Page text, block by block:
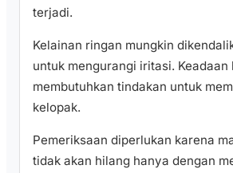
terjadi.
Kelainan ringan mungkin
untuk mengurangi iritasi. Keadaan
membutuhkan tindakan untuk
kelopak.
Pemeriksaan diperlukan karena
tidak akan hilang hanya dengan